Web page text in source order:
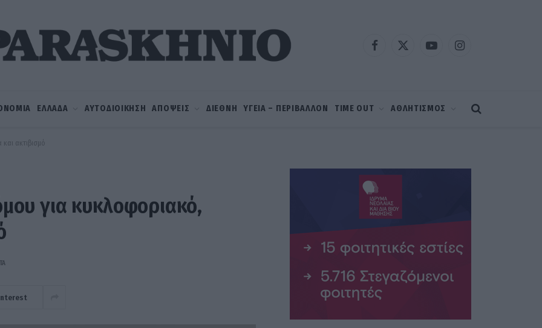
Facebook
X
YouTubeInstagram
ΕΛΛΑΔΑ ΑΥΤΟΔΙΟΙΚΗΣΗ ΑΠΟΨΕΙΣ ΔΙΕΘΝΗ ΥΓΕΙΑ – ΠΕΡΙΒΑΛΛΟΝ TIME OUT ΑΘΛΗΤΙΣΜΟΣ
ακτιβισμό
για κυκλοφοριακό,